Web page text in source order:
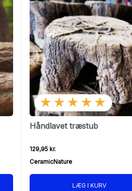
★★★★★
Håndlavet træstub
129,95 kr.
CeramicNature
LÆG I KURV